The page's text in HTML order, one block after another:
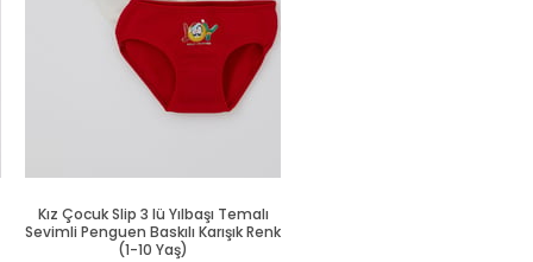
Kız Çocuk Slip 3 lü Yılbaşı Temalı
Sevimli Penguen Baskılı Karışık Renk
(1-10 Yaş)